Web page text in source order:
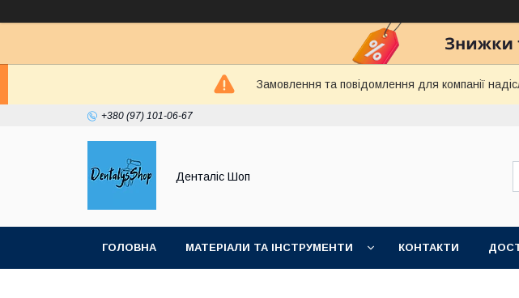
Замовлення та повідомлення для компанії
+380 (97) 101-06-67
Денталіс Шоп
ГОЛОВНА МАТЕРІАЛИ ТА ІНСТРУМЕНТИ КОНТАКТИ